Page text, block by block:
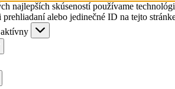
najlepších skúseností používame
prehliadaní alebo jedinečné ID na tejto